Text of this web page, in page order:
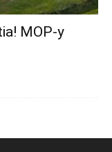
MOP-y